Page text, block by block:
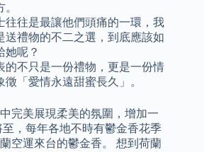
往往是最讓他們頭痛的一環，我
送禮物的不二之選，到底應該如
她呢？
的不只是一份禮物，更是一份情
「愛情永遠甜蜜長久」。
完美展現柔美的氛圍，增加一
，每年各地不時有鬱金香花季
空運來台的鬱金香。 想到荷蘭